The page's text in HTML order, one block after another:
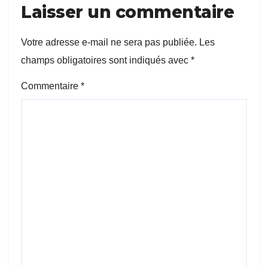
Laisser un commentaire
Votre adresse e-mail ne sera pas publiée. Les
champs obligatoires sont indiqués avec *
Commentaire *